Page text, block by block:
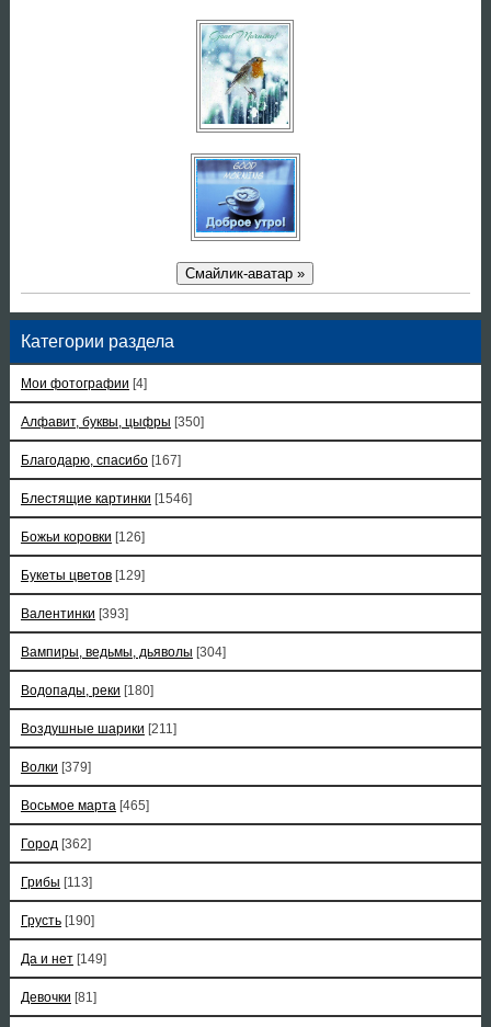
Смайлик-аватар »
Категории раздела
Мои фотографии [4]
Алфавит, буквы, цыфры [350]
Благодарю, спасибо [167]
Блестящие картинки [1546]
Божьи коровки [126]
Букеты цветов [129]
Валентинки [393]
Вампиры, ведьмы, дьяволы [304]
Водопады, реки [180]
Воздушные шарики [211]
Волки [379]
Восьмое марта [465]
Город [362]
Грибы [113]
Грусть [190]
Да и нет [149]
Девочки [81]